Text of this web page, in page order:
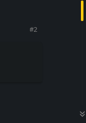
#2